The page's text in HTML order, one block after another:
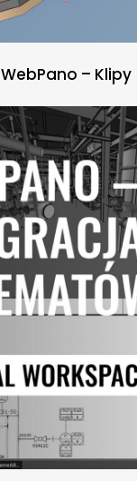
WebPano – Klipy